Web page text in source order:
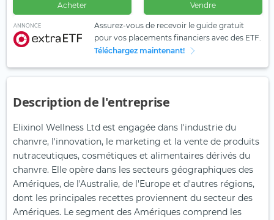
Acheter Vendre
ANNONCE
Assurez-vous de recevoir le guide gratuit
pour vos placements financiers avec des ETF.
Téléchargez maintenant!
Description de l'entreprise
Elixinol Wellness Ltd est engagée dans l'industrie du
chanvre, l'innovation, le marketing et la vente de produits
nutraceutiques, cosmétiques et alimentaires dérivés du
chanvre. Elle opère dans les secteurs géographiques des
Amériques, de l'Australie, de l'Europe et d'autres régions,
dont les principales recettes proviennent du secteur des
Amériques. Le segment des Amériques comprend les